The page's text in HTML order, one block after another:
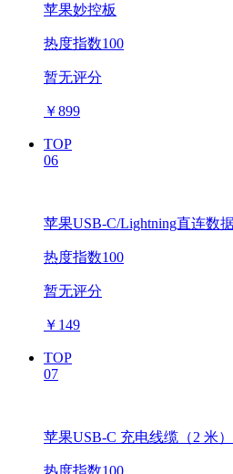
苹果妙控板
热度指数100
暂无评分
￥899
TOP
06
苹果USB-C/Lightning直连数
热度指数100
暂无评分
￥ 149
TOP
07
苹果USB-C 充电线缆（2 米）
热度指数100